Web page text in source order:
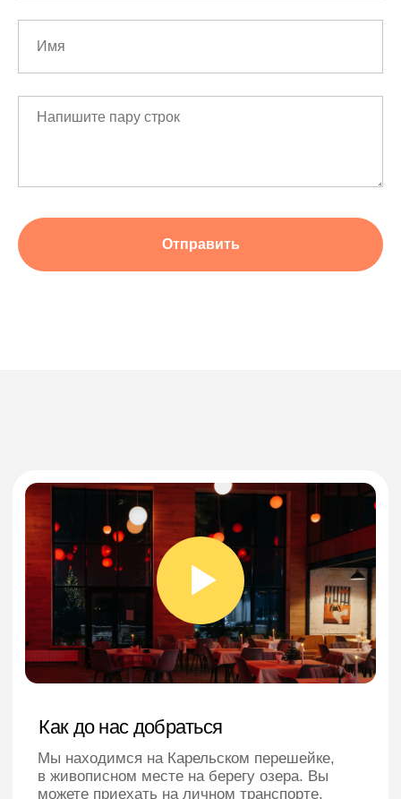
Отправить
Главная
О нас
Номера и проживание
Инфраструктура и отдых
Отзывы
Популярные вопросы
Корпоратив под ключ
Медицина и СПА
Питание
Баня на берегу озера
можете приехать на личном транспорте,
заказать трансфер для удобства